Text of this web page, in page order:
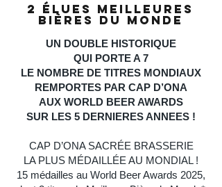
2 éLUEs MEILLEUREs
Bières du monde
UN DOUBLE HISTORIQUE
QUI PORTE A 7
LE NOMBRE DE TITRES MONDIAUX
REMPORTES PAR CAP D’ONA
AUX WORLD BEER AWARDS
SUR LES 5 DERNIERES ANNEES !
CAP D’ONA SACRÉE BRASSERIE
LA PLUS MÉDAILLÉE AU MONDIAL !
15 médailles au World Beer Awards 2025,